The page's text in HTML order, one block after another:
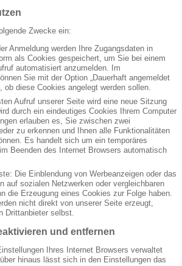
Zwecke ein:
Anmeldung werden Ihre Zugangsdaten in
als Cookies gespeichert, um Sie bei einem
automatisiert anzumelden. Im
Sie mit der Option „Dauerhaft angemeldet
ob diese Cookies angelegt werden sollen.
Aufruf unserer Seite wird eine neue Sitzung
durch ein eindeutiges Cookies Ihrem Computer
erlauben es, Sie zwischen zwei
zu erkennen und Ihnen alle Funktionalitäten
Es handelt sich um ein temporäres
Beenden des Internet Browsers automatisch
Die Einblendung von Werbeanzeigen oder das
auf sozialen Netzwerken oder vergleichbaren
die Erzeugung eines Cookies zur Folge haben.
nicht direkt von unserer Seite erzeugt,
Drittanbieter selbst.
und entfernen
Ihres Internet Browsers verwaltet
hinaus lässt sich in den Einstellungen das